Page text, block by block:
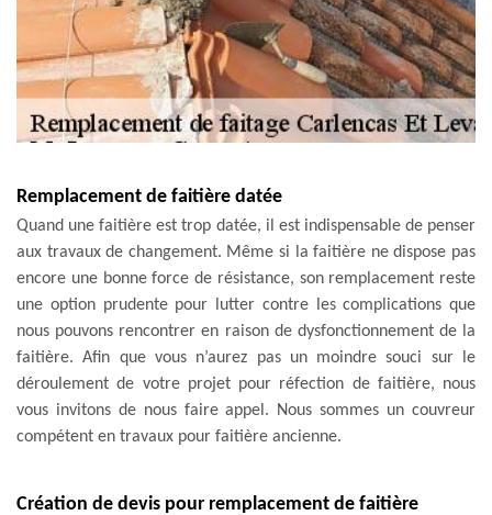
Remplacement de faitière datée
Quand une faitière est trop datée, il est indispensable de penser
aux travaux de changement. Même si la faitière ne dispose pas
encore une bonne force de résistance, son remplacement reste
une option prudente pour lutter contre les complications que
nous pouvons rencontrer en raison de dysfonctionnement de la
faitière. Afin que vous n’aurez pas un moindre souci sur le
déroulement de votre projet pour réfection de faitière, nous
vous invitons de nous faire appel. Nous sommes un couvreur
compétent en travaux pour faitière ancienne.
Création de devis pour remplacement de faitière